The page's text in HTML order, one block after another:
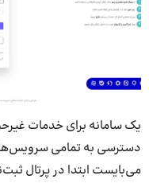
یک سامانه برای خدمات
دسترسی به تمامی
می‌بایست ابتدا در پرتال